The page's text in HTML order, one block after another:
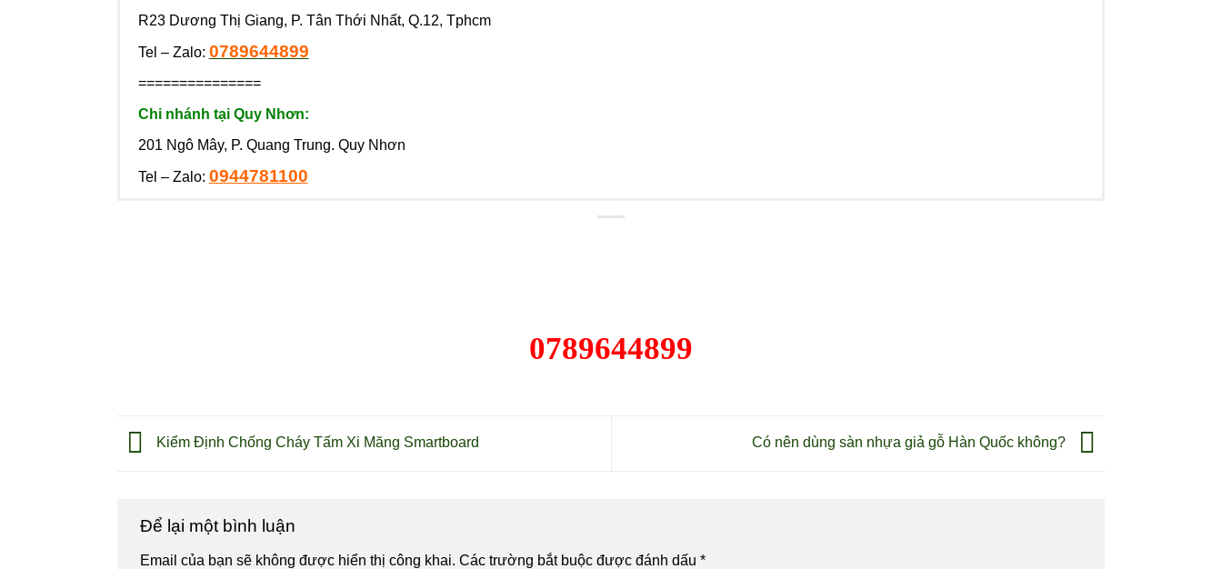
R23 Dương Thị Giang, P. Tân Thới Nhất, Q.12, Tphcm
Tel – Zalo: 0789644899
===============
Chi nhánh tại Quy Nhơn:
201 Ngô Mây, P. Quang Trung. Quy Nhơn
Tel – Zalo: 0944781100
0789644899
Kiểm Định Chống Cháy Tấm Xi Măng Smartboard Có nên dùng sàn nhựa giả gỗ Hàn Quốc không?
Để lại một bình luận
Email của bạn sẽ không được hiển thị công khai. Các trường bắt buộc được đánh dấu *